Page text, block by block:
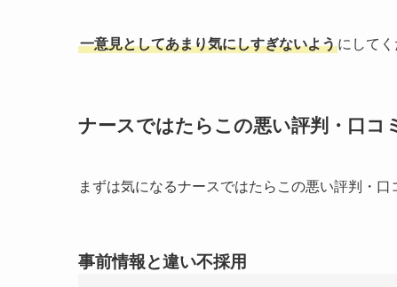
一意見としてあまり気にしすぎないようにしてく
ナースではたらこの悪い評判・口コ
まずは気になるナースではたらこの悪い評判・口
事前情報と違い不採用